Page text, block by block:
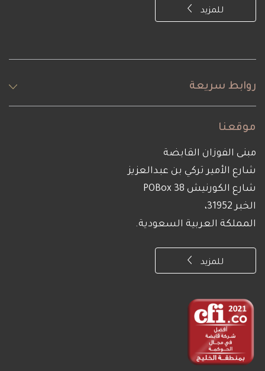
للمزيد
روابط سريعة
موقعنا
مبنى الفوزان القابضة
شارع الأمير تركي بن عبدالعزيز
شارع الكورنيش POBox 38
الخبر 31952،
المملكة العربية السعودية.
للمزيد